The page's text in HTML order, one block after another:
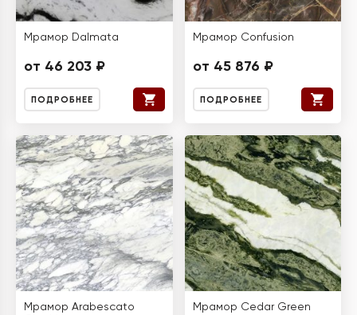
Мрамор Dalmata
от 46 203 ₽
ПОДРОБНЕЕ
Мрамор Confusion
от 45 876 ₽
ПОДРОБНЕЕ
Мрамор Arabescato
Мрамор Cedar Green